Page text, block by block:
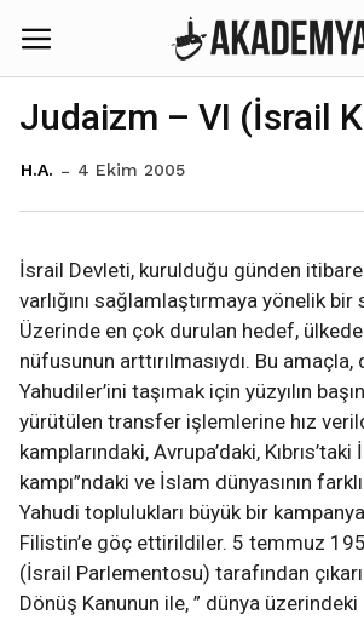
Judaizm – VI (İsrail
H.A. 4 Ekim 2005
İsrail Devleti, kurulduğu günden
varlığını sağlamlaştırmaya yönelik
Üzerinde en çok durulan hedef,
nüfusunun arttırılmasıydı. Bu
Yahudiler’ini taşımak için yüzyılın
yürütülen transfer işlemlerine hız
kamplarındaki, Avrupa’daki,
kampı”ndaki ve İslam dünyasının
Yahudi toplulukları büyük bir
Filistin’e göç ettirildiler. 5 temmuz
(İsrail Parlementosu) tarafından
Dönüş Kanunun ile, ” dünya üzerindeki